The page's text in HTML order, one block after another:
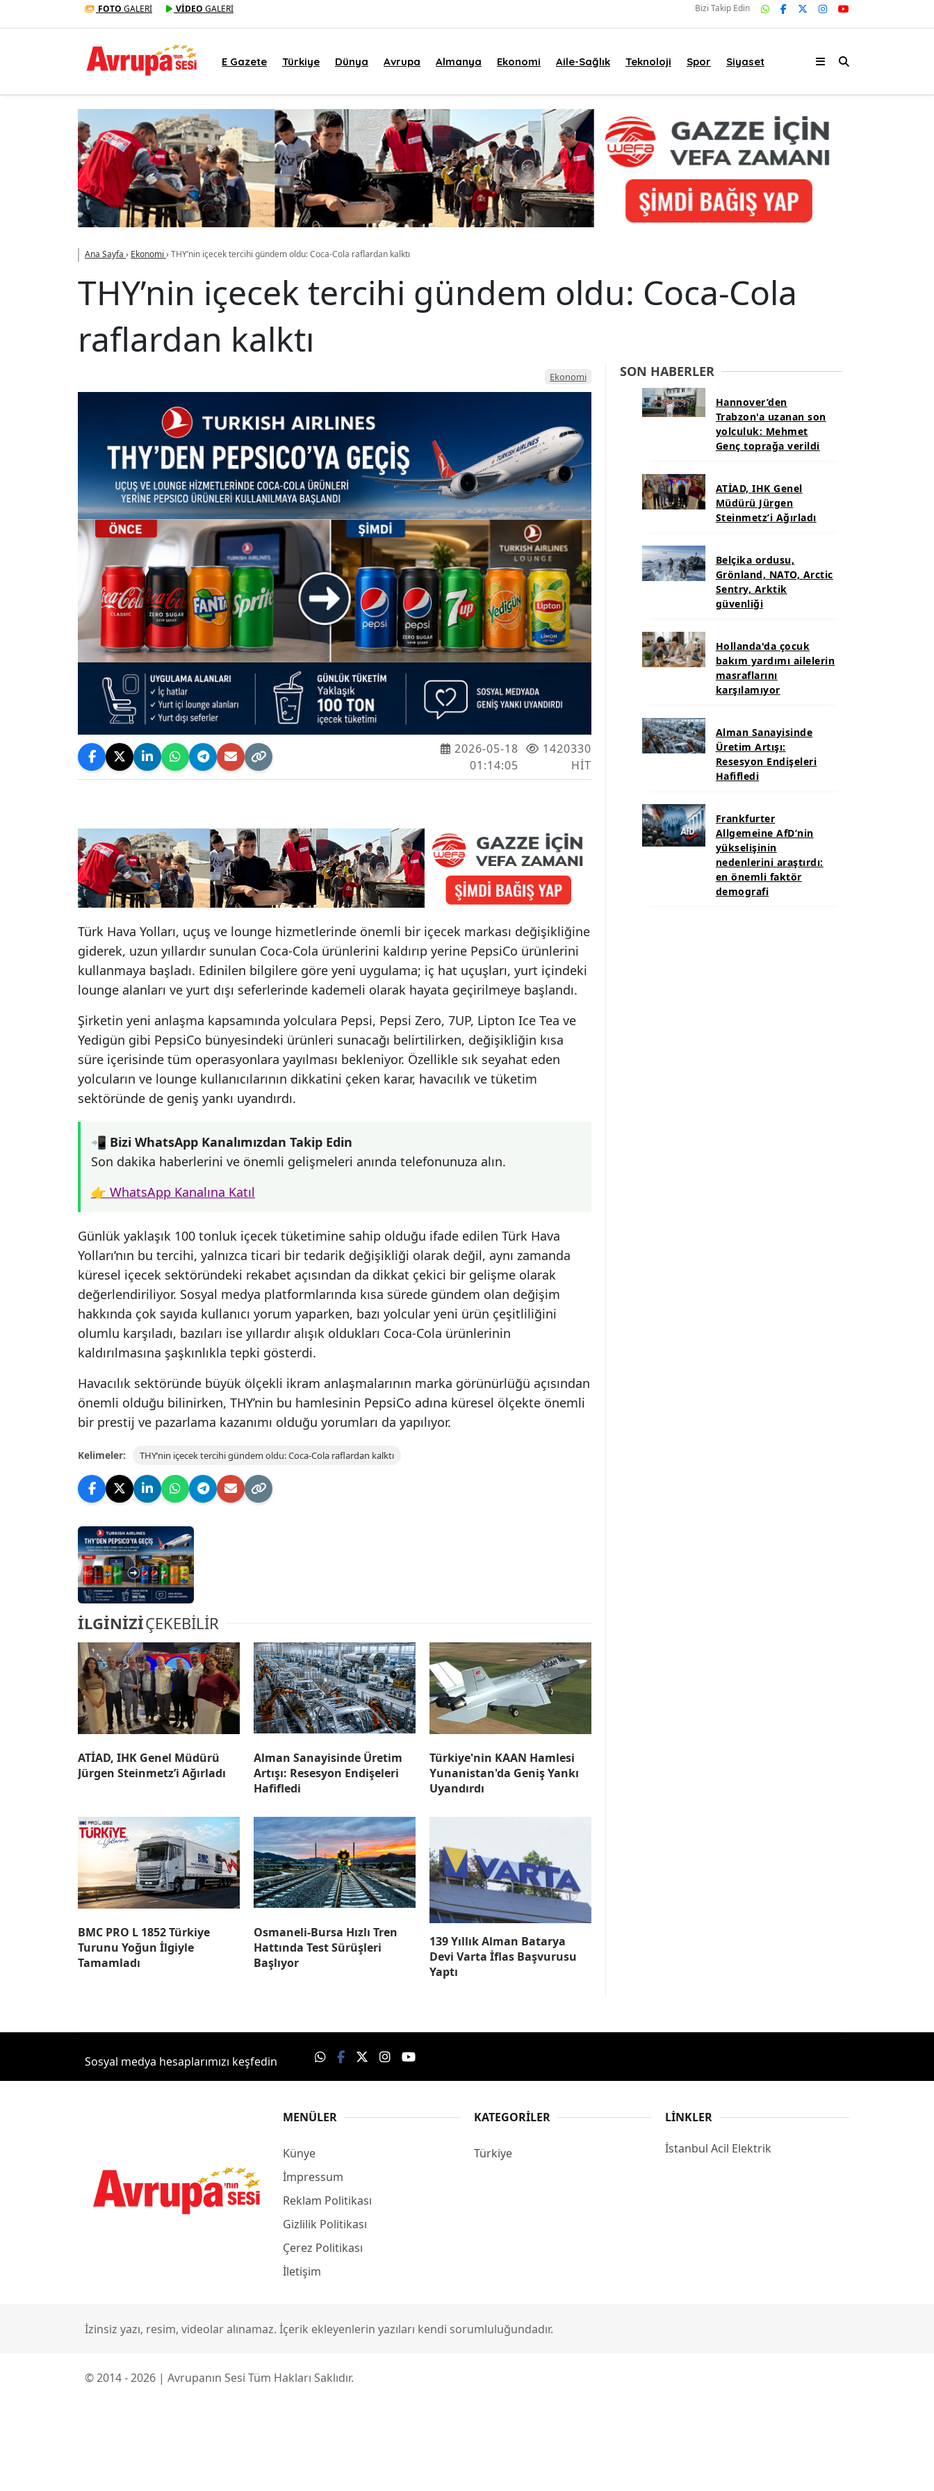
FOTO GALERİ VİDEO GALERİ Bizi Takip Edin
E Gazete Türkiye Dünya Avrupa Almanya Ekonomi Aile-Sağlık Teknoloji Spor Siyaset
Ana Sayfa › Ekonomi › THY’nin içecek tercihi gündem oldu: Coca-Cola raflardan kalktı
THY’nin içecek tercihi gündem oldu: Coca-Cola
raflardan kalktı
Ekonomi
2026-05-18
01:14:05
1420330
HIT
Türk Hava Yolları, uçuş ve lounge hizmetlerinde önemli bir içecek markası değişikliğine
giderek, uzun yıllardır sunulan Coca-Cola ürünlerini kaldırıp yerine PepsiCo ürünlerini
kullanmaya başladı. Edinilen bilgilere göre yeni uygulama; iç hat uçuşları, yurt içindeki
lounge alanları ve yurt dışı seferlerinde kademeli olarak hayata geçirilmeye başlandı.
Şirketin yeni anlaşma kapsamında yolculara Pepsi, Pepsi Zero, 7UP, Lipton Ice Tea ve
Yedigün gibi PepsiCo bünyesindeki ürünleri sunacağı belirtilirken, değişikliğin kısa
süre içerisinde tüm operasyonlara yayılması bekleniyor. Özellikle sık seyahat eden
yolcuların ve lounge kullanıcılarının dikkatini çeken karar, havacılık ve tüketim
sektöründe de geniş yankı uyandırdı.
📲 Bizi WhatsApp Kanalımızdan Takip Edin
Son dakika haberlerini ve önemli gelişmeleri anında telefonunuza alın.
👉 WhatsApp Kanalına Katıl
Günlük yaklaşık 100 tonluk içecek tüketimine sahip olduğu ifade edilen Türk Hava
Yolları’nın bu tercihi, yalnızca ticari bir tedarik değişikliği olarak değil, aynı zamanda
küresel içecek sektöründeki rekabet açısından da dikkat çekici bir gelişme olarak
değerlendiriliyor. Sosyal medya platformlarında kısa sürede gündem olan değişim
hakkında çok sayıda kullanıcı yorum yaparken, bazı yolcular yeni ürün çeşitliliğini
olumlu karşıladı, bazıları ise yıllardır alışık oldukları Coca-Cola ürünlerinin
kaldırılmasına şaşkınlıkla tepki gösterdi.
Havacılık sektöründe büyük ölçekli ikram anlaşmalarının marka görünürlüğü açısından
önemli olduğu bilinirken, THY’nin bu hamlesinin PepsiCo adına küresel ölçekte önemli
bir prestij ve pazarlama kazanımı olduğu yorumları da yapılıyor.
Kelimeler: THY’nin içecek tercihi gündem oldu: Coca-Cola raflardan kalktı
İLGİNİZİÇEKEBİLİR
ATİAD, IHK Genel Müdürü
Jürgen Steinmetz’i Ağırladı
Alman Sanayisinde Üretim
Artışı: Resesyon Endişeleri
Hafifledi
Türkiye'nin KAAN Hamlesi
Yunanistan'da Geniş Yankı
Uyandırdı
BMC PRO L 1852 Türkiye
Turunu Yoğun İlgiyle
Tamamladı
Osmaneli-Bursa Hızlı Tren
Hattında Test Sürüşleri
Başlıyor
139 Yıllık Alman Batarya
Devi Varta İflas Başvurusu
Yaptı
SON HABERLER
Hannover’den
Trabzon'a uzanan son
yolculuk: Mehmet
Genç toprağa verildi
ATİAD, IHK Genel
Müdürü Jürgen
Steinmetz’i Ağırladı
Belçika ordusu,
Grönland, NATO, Arctic
Sentry, Arktik
güvenliği
Hollanda'da çocuk
bakım yardımı ailelerin
masraflarını
karşılamıyor
Alman Sanayisinde
Üretim Artışı:
Resesyon Endişeleri
Hafifledi
Frankfurter
Allgemeine AfD’nin
yükselişinin
nedenlerini araştırdı:
en önemli faktör
demografi
Sosyal medya hesaplarımızı keşfedin
MENÜLER
Künye
İmpressum
Reklam Politikası
Gizlilik Politikası
Çerez Politikası
İletişim
KATEGORILER
Türkiye
LINKLER
İstanbul Acil Elektrik
İzinsiz yazı, resim, videolar alınamaz. İçerik ekleyenlerin yazıları kendi sorumluluğundadır.
© 2014 - 2026 | Avrupanın Sesi Tüm Hakları Saklıdır.